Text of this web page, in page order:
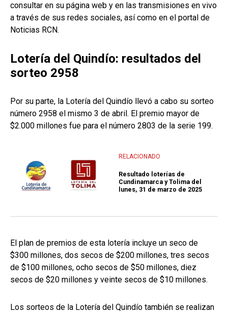
consultar en su página web y en las transmisiones en vivo
a través de sus redes sociales, así como en el portal de
Noticias RCN.
Lotería del Quindío: resultados del
sorteo 2958
Por su parte, la Lotería del Quindío llevó a cabo su sorteo
número 2958 el mismo 3 de abril. El premio mayor de
$2.000 millones fue para el número 2803 de la serie 199.
RELACIONADO
Resultado loterías de
Cundinamarca y Tolima del
lunes, 31 de marzo de 2025
El plan de premios de esta lotería incluye un seco de
$300 millones, dos secos de $200 millones, tres secos
de $100 millones, ocho secos de $50 millones, diez
secos de $20 millones y veinte secos de $10 millones.
Los sorteos de la Lotería del Quindío también se realizan